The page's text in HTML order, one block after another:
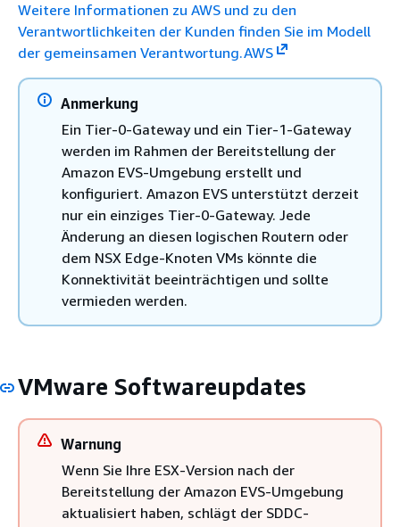
Weitere Informationen zu AWS und zu den
Verantwortlichkeiten der Kunden finden Sie im Modell
der gemeinsamen Verantwortung.AWS
Anmerkung
Ein Tier-0-Gateway und ein Tier-1-Gateway
werden im Rahmen der Bereitstellung der
Amazon EVS-Umgebung erstellt und
konfiguriert. Amazon EVS unterstützt derzeit
nur ein einziges Tier-0-Gateway. Jede
Änderung an diesen logischen Routern oder
dem NSX Edge-Knoten VMs könnte die
Konnektivität beeinträchtigen und sollte
vermieden werden.
VMware Softwareupdates
Warnung
Wenn Sie Ihre ESX-Version nach der
Bereitstellung der Amazon EVS-Umgebung
aktualisiert haben, schlägt der SDDC-